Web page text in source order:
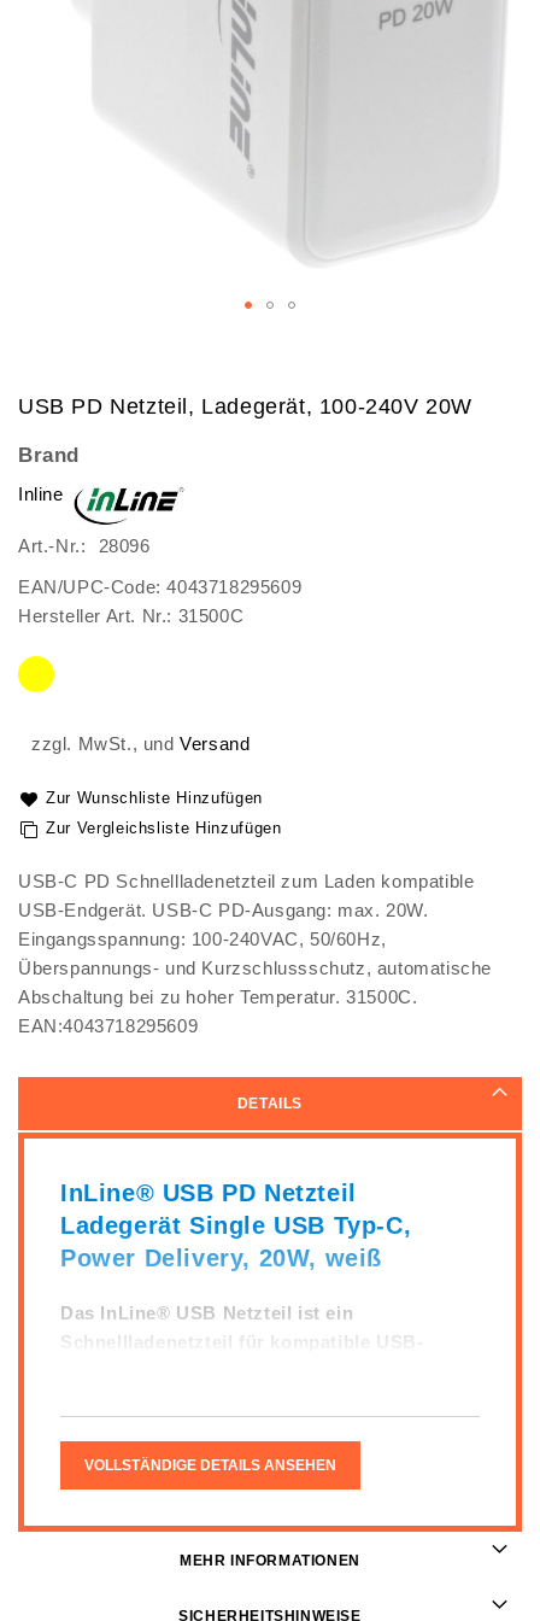
USB PD Netzteil, Ladegerät, 100-240V 20W
Brand
Inline
Art.-Nr.
28096
EAN/UPC-Code: 4043718295609
Hersteller Art. Nr.: 31500C
zzgl. MwSt., undVersand
Zur Wunschliste Hinzufügen
Zur Vergleichsliste Hinzufügen
USB-C PD Schnellladenetzteil zum Laden kompatible
USB-Endgerät. USB-C PD-Ausgang: max. 20W.
Eingangsspannung: 100-240VAC, 50/60Hz,
Überspannungs- und Kurzschlussschutz, automatische
Abschaltung bei zu hoher Temperatur. 31500C.
EAN:4043718295609
the
the
gallery
DETAILS
InLine® USB PD Netzteil
Ladegerät Single USB Typ-C,
Power Delivery, 20W, weiß
Das InLine® USB Netzteil ist ein
Schnellladenetzteil für kompatible USB-
benötigen allerdings länger, bis sie
vollständig wieder geladen sind.
USB-Netzteil/Ladegerät
USB Typ-C PD-Ausgang: 5VDC/3A -
VOLLSTÄNDIGE DETAILS ANSEHEN
MEHR INFORMATIONEN
SICHERHEITSHINWEISE